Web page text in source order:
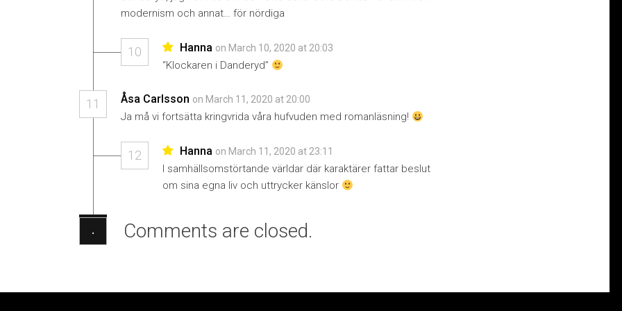
modernism och annat… för nördiga
10 Hanna on March 10, 2020 at 20:03
“Klockaren i Danderyd”
11 Åsa Carlsson on March 11, 2020 at 20:00
Ja må vi fortsätta kringvrida våra hufvuden med romanläsning!
12 Hanna on March 11, 2020 at 23:11
I samhällsomstörtande världar där karaktärer fattar beslut
om sina egna liv och uttrycker känslor
· Comments are closed.